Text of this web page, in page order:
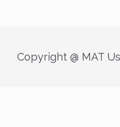
Copyright @ MAT